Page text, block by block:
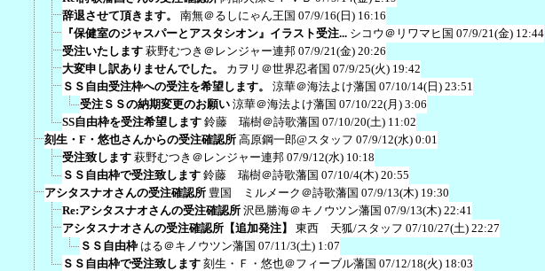
辞退させて頂きます。
南無＠るしにゃん王国 07/9/16(日) 16:16
『保健室のジャスパーとアスタシオン』イラスト受注... シコウ＠リワマヒ国 07/9/21(金) 12:44
受注いたします 萩野むつき＠レンジャー連邦 07/9/21(金) 20:26
大変申し訳ありませんでした。
カヲリ＠世界忍者国 07/9/25(火) 19:42
ＳＳ自由受注枠への受注を希望します。
涼華＠海法よけ藩国 07/10/14(日) 23:51
受注ＳＳの納期変更のお願い 涼華＠海法よけ藩国 07/10/22(月) 3:06
SS自由枠を受注希望します 鈴藤 瑞樹＠詩歌藩国 07/10/20(土) 11:02
刻生・F・悠也さんからの受注確認所 高原鋼一郎@スタッフ 07/9/12(水) 0:01
受注致します 萩野むつき＠レンジャー連邦 07/9/12(水) 10:18
ＳＳ自由枠で受注致します 鈴藤 瑞樹＠詩歌藩国 07/10/4(木) 20:55
アシタスナオさんの受注確認所 豊国 ミルメーク＠詩歌藩国 07/9/13(木) 19:30
Re:アシタスナオさんの受注確認所 沢邑勝海＠キノウツン藩国 07/9/13(木) 22:41
アシタスナオさんの受注確認所【追加発注】
東西 天狐/スタッフ 07/10/27(土) 22:27
ＳＳ自由枠 はる＠キノウツン藩国 07/11/3(土) 1:07
ＳＳ自由枠で受注致します 刻生・Ｆ・悠也＠フィーブル藩国 07/12/18(火) 18:03